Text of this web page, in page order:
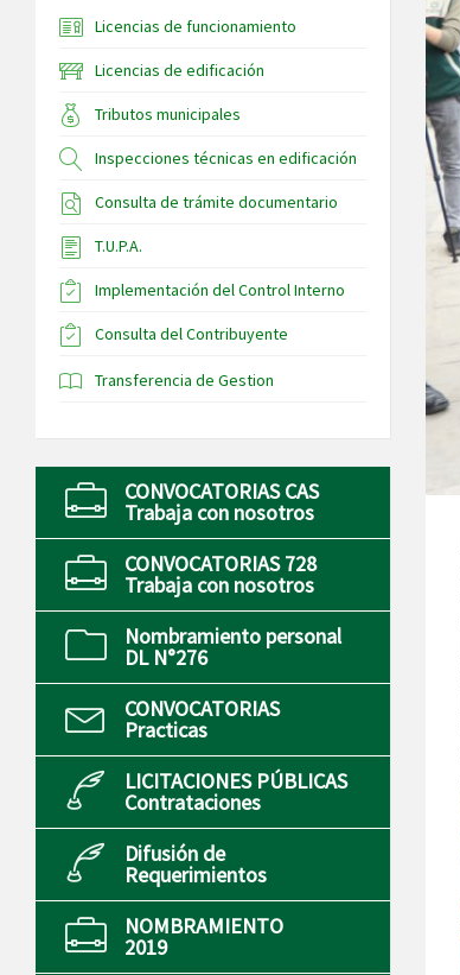
Licencias de funcionamiento
Licencias de edificación
Tributos municipales
Inspecciones técnicas en edificación
Consulta de trámite documentario
T.U.P.A.
Implementación del Control Interno
Consulta del Contribuyente
Transferencia de Gestion
CONVOCATORIAS CAS
Trabaja con nosotros
CONVOCATORIAS 728
Trabaja con nosotros
Nombramiento personal
DL N°276
CONVOCATORIAS
Practicas
LICITACIONES PÚBLICAS
Contrataciones
Difusión de
Requerimientos
NOMBRAMIENTO
2019